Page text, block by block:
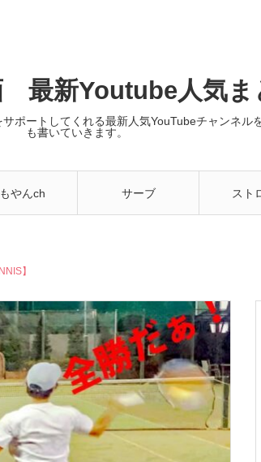
最新Youtube人気ま
ポートしてくれる最新人気YouTubeチャンネ
も書いていきます。
やんch サーブ スト
】